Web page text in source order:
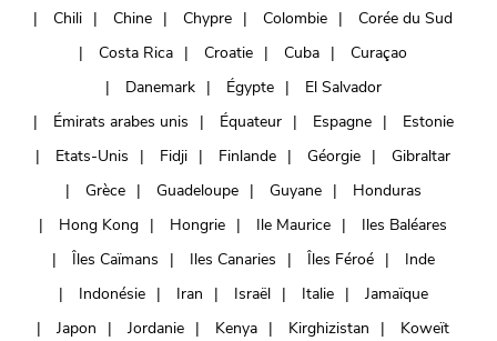
Chili
Chine Chypre Colombie
Corée du Sud
Costa Rica
Croatie Cuba
Curaçao
Danemark
Égypte
El Salvador
Émirats arabes unis
Équateur Espagne
Estonie
Etats-Unis
Fidji Finlande Géorgie
Gibraltar
Grèce
Guadeloupe Guyane
Honduras
Hong Kong
Hongrie Ile Maurice
Iles Baléares
Îles Caïmans
Iles Canaries Îles Féroé
Inde
Indonésie
Iran Israël Italie
Jamaïque
Japon
Jordanie Kenya Kirghizistan
Koweït